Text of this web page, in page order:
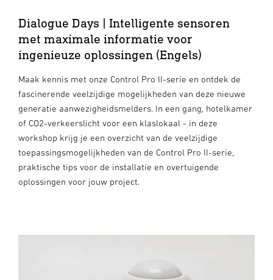
Dialogue Days | Intelligente sensoren
met maximale informatie voor
ingenieuze oplossingen (Engels)
Maak kennis met onze Control Pro II-serie en ontdek de
fascinerende veelzijdige mogelijkheden van deze nieuwe
generatie aanwezigheidsmelders. In een gang, hotelkamer
of CO2-verkeerslicht voor een klaslokaal - in deze
workshop krijg je een overzicht van de veelzijdige
toepassingsmogelijkheden van de Control Pro II-serie,
praktische tips voor de installatie en overtuigende
oplossingen voor jouw project.